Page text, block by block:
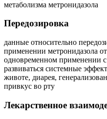
метаболизма метронидазола
Передозировка
данные относительно
применении метронидазола
одновременном применении
развиваться системные
животе, диарея,
привкус во рту
Лекарственное